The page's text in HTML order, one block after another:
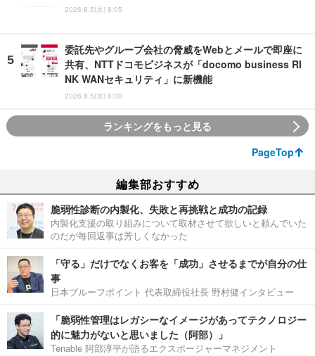
2026.8.5(水) 8:05
委託先やグループ会社の脅威をWebとメールで即座に
共有、NTTドコモビジネスが「docomo business RI
NK WANセキュリティ」に新機能
2026.8.5(水) 8:00
ランキングをもっと見る
PageTop
編集部おすすめ
脆弱性診断の内製化、失敗と再挑戦と成功の記録
内製化支援の取り組みについて取材させて欲しいと頼んでいた
のだが毎回返事は芳しくなかった
「守る」だけでなくお客を「成功」させるまでが自分の仕
事
日本プルーフポイント 代表取締役社長 野村健インタビュー
「脆弱性管理はレガシーなイメージがあってテクノロジー
的に魅力がないと思いました（阿部）」
Tenable 阿部淳平が語るエクスポージャーマネジメント